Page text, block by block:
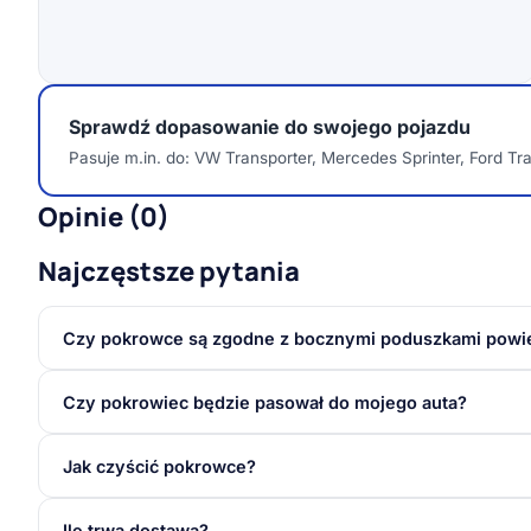
Sprawdź dopasowanie do swojego pojazdu
Pasuje m.in. do: VW Transporter, Mercedes Sprinter, Ford
Opinie (0)
Najczęstsze pytania
Czy pokrowce są zgodne z bocznymi poduszkami
Czy pokrowiec będzie pasował do mojego auta?
Jak czyścić pokrowce?